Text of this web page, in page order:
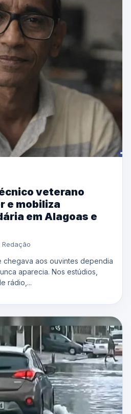
veterano
e mobiliza
em Alagoas e
chegava aos ouvintes dependia
aparecia. Nos estúdios,
rádio,...